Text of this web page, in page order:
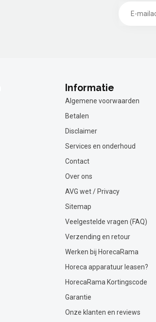
Informatie
Algemene voorwaarden
Betalen
Disclaimer
Services en onderhoud
Contact
Over ons
AVG wet / Privacy
Sitemap
Veelgestelde vragen (FAQ)
Verzending en retour
Werken bij HorecaRama
Horeca apparatuur leasen?
HorecaRama Kortingscode
Garantie
Onze klanten en reviews